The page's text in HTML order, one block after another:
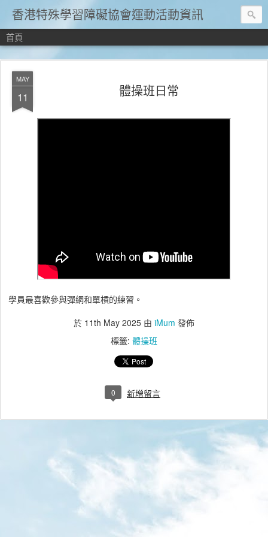
香港特殊學習障礙協會運動活動資訊
首頁
MAY
11 體操班日常
學員最喜歡參與彈網和單槓的練習。
於 11th May 2025 由 iMum 發佈
標籤: 體操班
0 新增留言